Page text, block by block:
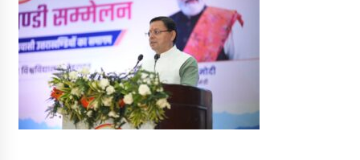
May 16, 2022
Thought Of The Day 14 May
May 14, 2022